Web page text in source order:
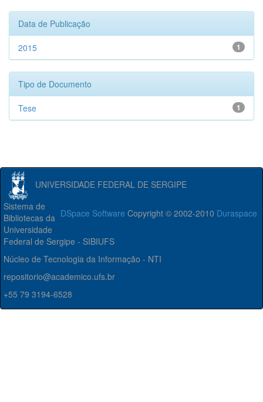
Data de Publicação
1
2015
Tipo de Documento
1
Tese
UNIVERSIDADE FEDERAL DE SERGIPE
DSpace Software Copyright © 2002-2010 Duraspace
Sistema de
Bibliotecas da
Universidade
Federal de Sergipe - SIBIUFS
Núcleo de Tecnologia da Informação - NTI
repositorio@academico.ufs.br
+55 79 3194-6528